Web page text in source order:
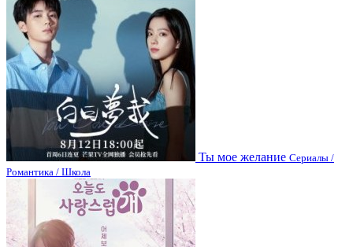
Ты мое желание Сериалы /
Романтика / Школа